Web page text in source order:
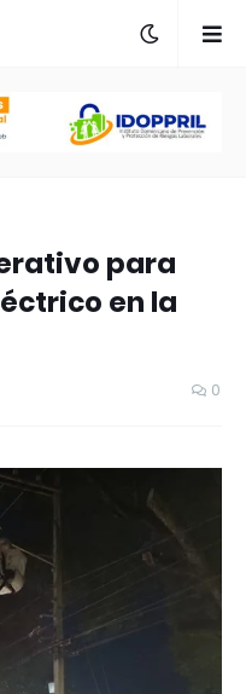
para
en la
0